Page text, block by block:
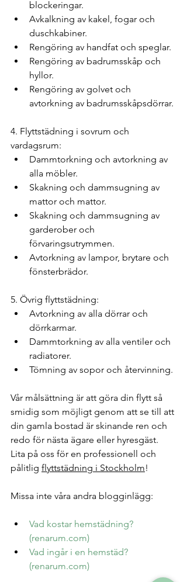
blockeringar.
Avkalkning av kakel, fogar och
duschkabiner.
Rengöring av handfat och speglar.
Rengöring av badrumsskåp och
hyllor.
Rengöring av golvet och
avtorkning av badrumsskåpsdörrar.
4. Flyttstädning i sovrum och
vardagsrum:
Dammtorkning och avtorkning av
alla möbler.
Skakning och dammsugning av
mattor och mattor.
Skakning och dammsugning av
garderober och
förvaringsutrymmen.
Avtorkning av lampor, brytare och
fönsterbrädor.
5. Övrig flyttstädning:
Avtorkning av alla dörrar och
dörrkarmar.
Dammtorkning av alla ventiler och
radiatorer.
Tömning av sopor och återvinning.
Vår målsättning är att göra din flytt så
smidig som möjligt genom att se till att
din gamla bostad är skinande ren och
redo för nästa ägare eller hyresgäst.
Lita på oss för en professionell och
pålitlig flyttstädning i Stockholm!
Missa inte våra andra blogginlägg:
Vad kostar hemstädning?
(renarum.com)
Vad ingår i en hemstäd?
(renarum.com)